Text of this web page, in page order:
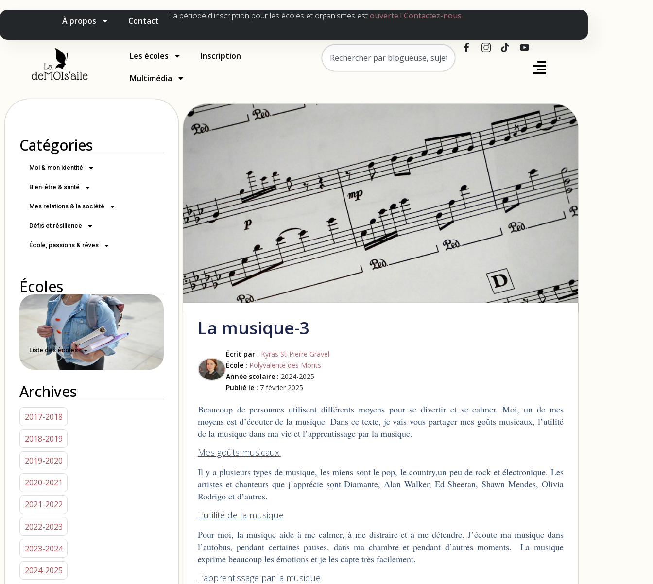
À propos Contact La période d'inscription pour les écoles et organismes estouverte ! Contactez-nous
Les écoles Inscription
Multimédia
Catégories
Moi & mon identité
Bien-être & santé
Mes relations & la société
Défis et résilience
École, passions & rêves
Écoles
Liste des écoles
Archives
2017-2018
2018-2019
2019-2020
2020-2021
2021-2022
2022-2023
2023-2024
2024-2025
La musique-3
Écrit par : Kyras St-Pierre Gravel
École : Polyvalente des Monts
Année scolaire : 2024-2025
Publié le : 7 février 2025
Beaucoup de personnes utilisent différents moyens pour se divertir et se calmer. Moi, un de mes
moyens est d’écouter de la musique. Dans ce texte, je vais vous partager mes goûts musicaux, l’utilité
de la musique dans ma vie et l’apprentissage par la musique.
Mes goûts musicaux.
Il y a plusieurs types de musique, les miens sont le pop, le country,un peu de rock et électronique. Les
artistes et chanteurs que j’apprécie sont Diamante, Alan Walker, Ed Sheeran, Shawn Mendes, Olivia
Rodrigo et d’autres.
L’utilité de la musique
Pour moi, la musique aide à me calmer, à me distraire et à me détendre. J’écoute ma musique dans
l’autobus, pendant certaines pauses, dans ma chambre et pendant d’autres moments. La musique
exprime beaucoup les émotions et je les capte très facilement.
L’apprentissage par la musique